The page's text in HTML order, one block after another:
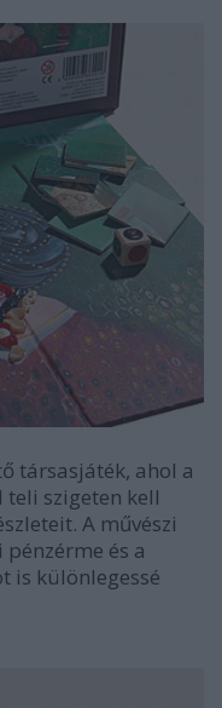
társasjáték, ahol a
szigeten kell
A művészi
és a
is különlegessé